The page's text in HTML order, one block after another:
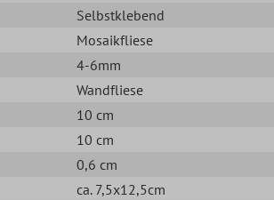
Selbstklebend
Mosaikfliese
4-6mm
Wandfliese
10 cm
10 cm
0,6 cm
ca. 7,5x12,5cm